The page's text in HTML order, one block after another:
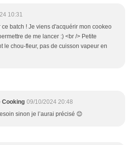
10:31
ce batch ! Je viens d'acquérir mon cookeo
de me lancer :) <br /> Petite
le chou-fleur, pas de cuisson vapeur en
Cooking 09/10/2024 20:48
sinon je l’aurai précisé 😊